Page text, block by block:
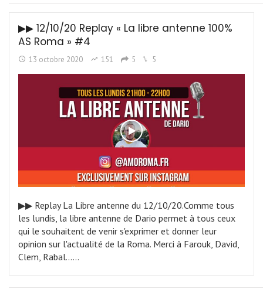
▶︎▶︎ 12/10/20 Replay « La libre antenne 100%
AS Roma » #4
13 octobre 2020 151 5 5
▶︎▶︎ Replay La Libre antenne du 12/10/20.Comme tous
les lundis, la libre antenne de Dario permet à tous ceux
qui le souhaitent de venir s'exprimer et donner leur
opinion sur l'actualité de la Roma. Merci à Farouk, David,
Clem, Rabal...…